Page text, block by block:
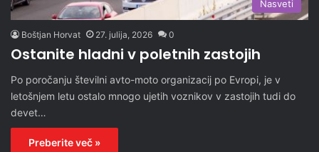
Nasveti
Boštjan Horvat 27. julija, 2026 0
Ostanite hladni v poletnih zastojih
Po poročanju številni avto-moto organizacij po Evropi, je v
letošnjem letu ostalo mnogo ujetih voznikov v zastojih tudi do
devet…
Preberite več »